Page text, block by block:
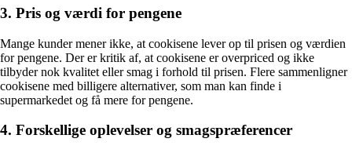
3. Pris og værdi for pengene
Mange kunder mener ikke, at cookisene lever op til prisen og værdien
for pengene. Der er kritik af, at cookisene er overpriced og ikke
tilbyder nok kvalitet eller smag i forhold til prisen. Flere sammenligner
cookisene med billigere alternativer, som man kan finde i
supermarkedet og få mere for pengene.
4. Forskellige oplevelser og smagspræferencer